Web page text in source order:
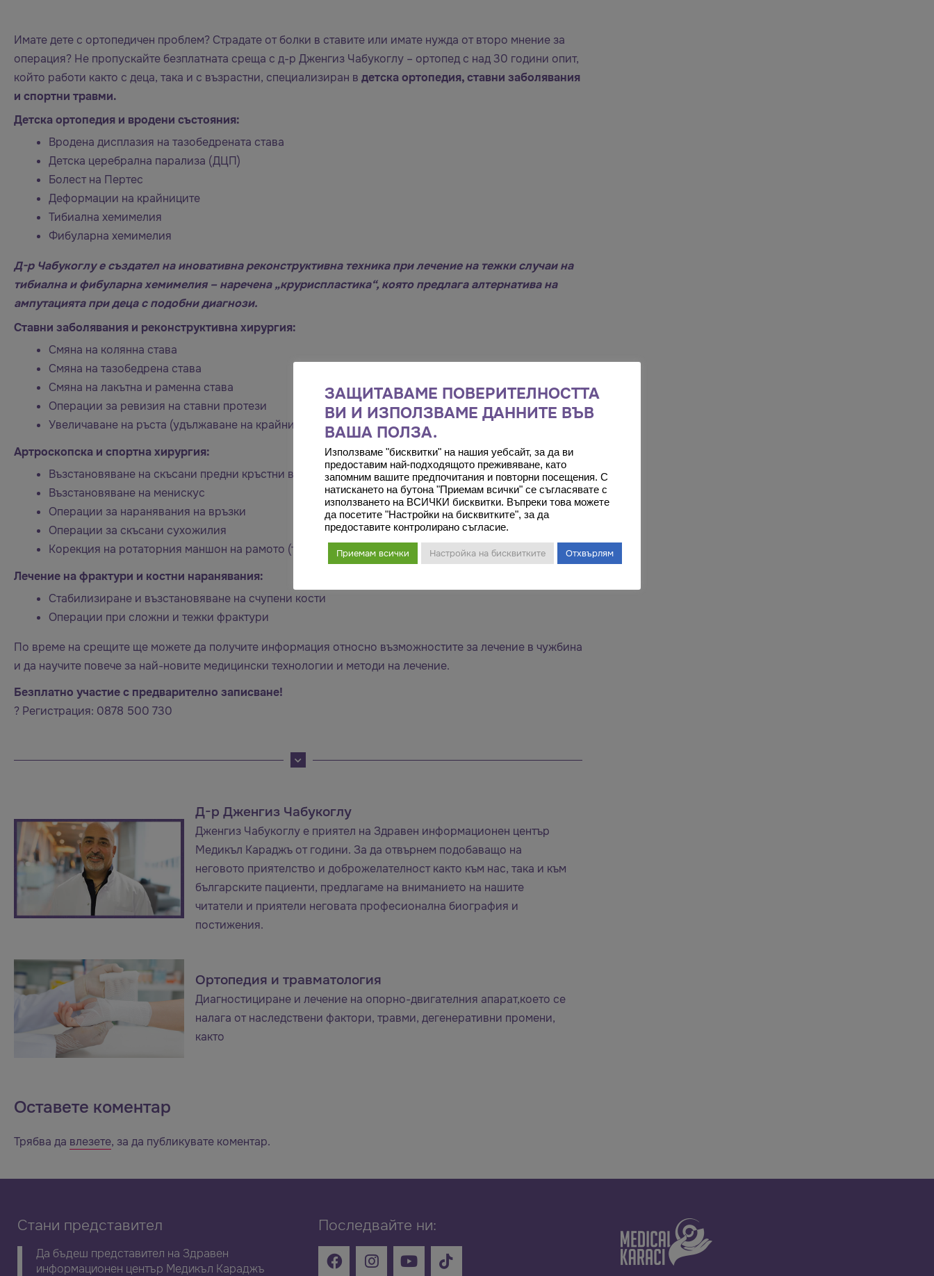
Имате дете с ортопедичен проблем? Страдате от болки в ставите или имате нужда от второ мнение за
операция? Не пропускайте безплатната среща с д-р Дженгиз Чабукоглу – ортопед с над 30 години опит,
който работи както с деца, така и с възрастни, специализиран в детска ортопедия, ставни заболявания
и спортни травми.
Детска ортопедия и вродени състояния:
Вродена дисплазия на тазобедрената става
Детска церебрална парализа (ДЦП)
Болест на Пертес
Деформации на крайниците
Тибиална хемимелия
Фибуларна хемимелия
Д-р Чабукоглу е създател на иновативна реконструктивна техника при лечение на тежки случаи на
тибиална и фибуларна хемимелия – наречена „круриспластика“, която предлага алтернатива на
ампутацията при деца с подобни диагнози.
Ставни заболявания и реконструктивна хирургия:
Смяна на колянна става
Смяна на тазобедрена става
Смяна на лакътна и раменна става
Операции за ревизия на ставни протези
Увеличаване на ръста (удължаване на крайници)
Артроскопска и спортна хирургия:
Възстановяване на скъсани предни кръстни връзки в коляното
Възстановяване на менискус
Операции за наранявания на връзки
Операции за скъсани сухожилия
Корекция на ротаторния маншон на рамото (тендинит, бурсит)
Лечение на фрактури и костни наранявания:
Стабилизиране и възстановяване на счупени кости
Операции при сложни и тежки фрактури
По време на срещите ще можете да получите информация относно възможностите за лечение в чужбина
и да научите повече за най-новите медицински технологии и методи на лечение.
Безплатно участие с предварително записване!
? Регистрация: 0878 500 730
Д-р Дженгиз Чабукоглу
Дженгиз Чабукоглу е приятел на Здравен информационен център
Медикъл Караджъ от години. За да отвърнем подобаващо на
неговото приятелство и доброжелателност както към нас, така и към
българските пациенти, предлагаме на вниманието на нашите
читатели и приятели неговата професионална биография и
постижения.
Ортопедия и травматология
Диагностициране и лечение на опорно-двигателния апарат,което се
налага от наследствени фактори, травми, дегенеративни промени,
както
Оставете коментар
Трябва да влезете, за да публикувате коментар.
Стани представител
Да бъдеш представител на Здравен
информационен център Медикъл Караджъ
Последвайте ни:
ЗАЩИТАВАМЕ ПОВЕРИТЕЛНОСТТА
ВИ И ИЗПОЛЗВАМЕ ДАННИТЕ ВЪВ
ВАША ПОЛЗА.
Използваме "бисквитки" на нашия уебсайт, за да ви
предоставим най-подходящото преживяване, като
запомним вашите предпочитания и повторни посещения. С
натискането на бутона "Приемам всички" се съгласявате с
използването на ВСИЧКИ бисквитки. Въпреки това можете
да посетите "Настройки на бисквитките", за да
предоставите контролирано съгласие.
Приемам всички Настройка на бисквитките Отхвърлям